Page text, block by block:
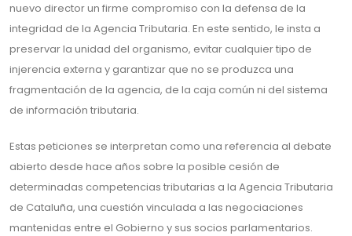
nuevo director un firme compromiso con la defensa de la
integridad de la Agencia Tributaria. En este sentido, le insta a
preservar la unidad del organismo, evitar cualquier tipo de
injerencia externa y garantizar que no se produzca una
fragmentación de la agencia, de la caja común ni del sistema
de información tributaria.
Estas peticiones se interpretan como una referencia al debate
abierto desde hace años sobre la posible cesión de
determinadas competencias tributarias a la Agencia Tributaria
de Cataluña, una cuestión vinculada a las negociaciones
mantenidas entre el Gobierno y sus socios parlamentarios.